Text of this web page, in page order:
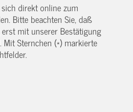
direkt online zum
Bitte beachten Sie, daß
mit unserer Bestätigung
Sternchen (*) markierte